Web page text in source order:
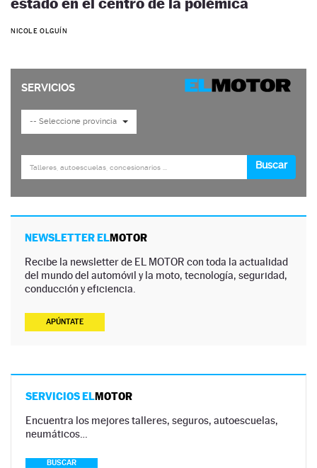
NICOLE OLGUÍN
NEWSLETTER ELMOTOR
Recibe la newsletter de EL MOTOR con toda la actualidad
del mundo del automóvil y la moto, tecnología, seguridad,
conducción y eficiencia.
APÚNTATE
SERVICIOS ELMOTOR
Encuentra los mejores talleres, seguros, autoescuelas,
neumáticos…
BUSCAR